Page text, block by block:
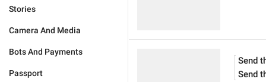
Stories
Camera And Media
Bots And Payments
Passport
Send
Send